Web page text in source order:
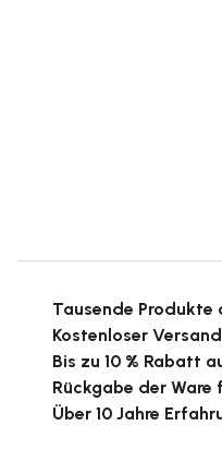
Tausende Produkte
Kostenloser
Bis zu 10 % Rabatt
Rückgabe der Ware
Über 10 Jahre